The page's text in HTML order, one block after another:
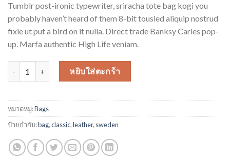
จาก 5
คะแนน
เต็มบน
การให้
คะแนน
ของ
Tumblr post-ironic typewriter, sriracha tote bag kogi you
probably haven’t heard of them 8-bit tousled aliquip nostrud
fixie ut put a bird on it nulla. Direct trade Banksy Carles pop-
up. Marfa authentic High Life veniam.
จำนวน Classic Bag, Svea ชิ้น
หยิบใส่ตะกร้า
หมวดหมู่:Bags
ป้ายกำกับ:bag,classic,leather, sweden